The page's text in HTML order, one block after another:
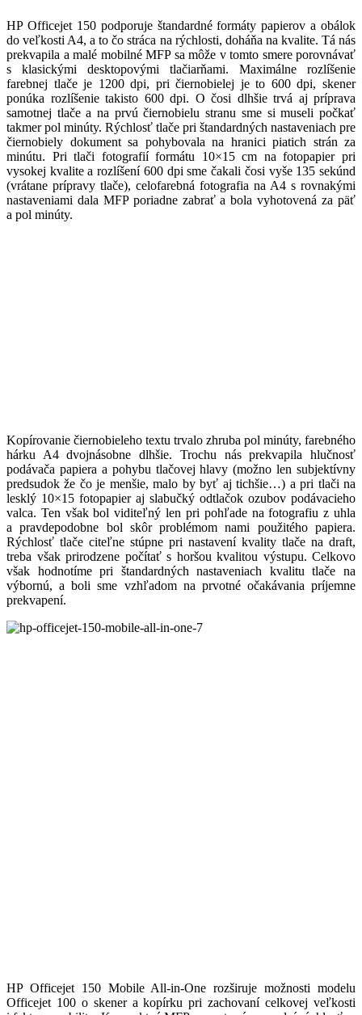
HP Officejet 150 podporuje štandardné formáty papierov a obálok
do veľkosti A4, a to čo stráca na rýchlosti, doháňa na kvalite. Tá nás
prekvapila a malé mobilné MFP sa môže v tomto smere porovnávať
s klasickými desktopovými tlačiarňami. Maximálne rozlíšenie
farebnej tlače je 1200 dpi, pri čiernobielej je to 600 dpi, skener
ponúka rozlíšenie takisto 600 dpi. O čosi dlhšie trvá aj príprava
samotnej tlače a na prvú čiernobielu stranu sme si museli počkať
takmer pol minúty. Rýchlosť tlače pri štandardných nastaveniach pre
čiernobiely dokument sa pohybovala na hranici piatich strán za
minútu. Pri tlači fotografií formátu 10×15 cm na fotopapier pri
vysokej kvalite a rozlíšení 600 dpi sme čakali čosi vyše 135 sekúnd
(vrátane prípravy tlače), celofarebná fotografia na A4 s rovnakými
nastaveniami dala MFP poriadne zabrať a bola vyhotovená za päť
a pol minúty.
Kopírovanie čiernobieleho textu trvalo zhruba pol minúty, farebného
hárku A4 dvojnásobne dlhšie. Trochu nás prekvapila hlučnosť
podávača papiera a pohybu tlačovej hlavy (možno len subjektívny
predsudok že čo je menšie, malo by byť aj tichšie…) a pri tlači na
lesklý 10×15 fotopapier aj slabučký odtlačok ozubov podávacieho
valca. Ten však bol viditeľný len pri pohľade na fotografiu z uhla
a pravdepodobne bol skôr problémom nami použitého papiera.
Rýchlosť tlače citeľne stúpne pri nastavení kvality tlače na draft,
treba však prirodzene počítať s horšou kvalitou výstupu. Celkovo
však hodnotíme pri štandardných nastaveniach kvalitu tlače na
výbornú, a boli sme vzhľadom na prvotné očakávania príjemne
prekvapení.
HP Officejet 150 Mobile All-in-One rozširuje možnosti modelu
Officejet 100 o skener a kopírku pri zachovaní celkovej veľkosti